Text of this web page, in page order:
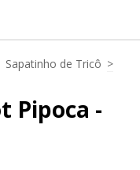
Sapatinho de Tricô >
Pipoca -